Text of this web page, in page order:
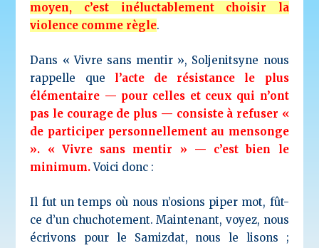
moyen, c’est inéluctablement choisir la
violence comme règle.
Dans « Vivre sans mentir », Soljenitsyne nous
rappelle que l’acte de résistance le plus
élémentaire — pour celles et ceux qui n’ont
pas le courage de plus — consiste à refuser «
de participer personnellement au mensonge
». « Vivre sans mentir » — c’est bien le
minimum. Voici donc :
Il fut un temps où nous n’osions piper mot, fût-
ce d’un chuchotement. Maintenant, voyez, nous
écrivons pour le Samizdat, nous le lisons ;